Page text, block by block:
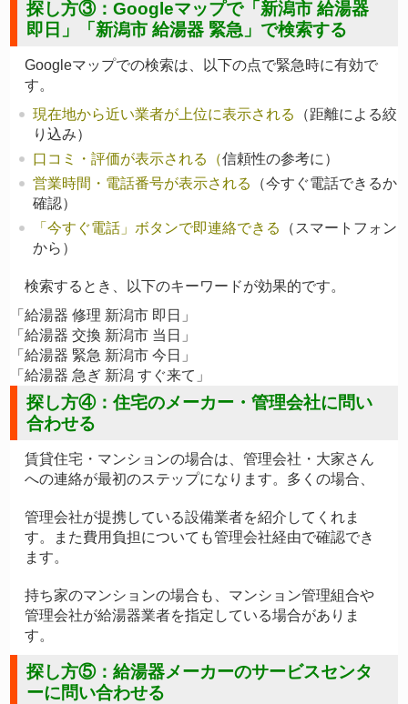
探し方③：Googleマップで「新潟市 給湯器
即日」「新潟市 給湯器 緊急」で検索する
Googleマップでの検索は、以下の点で緊急時に有効で
す。
現在地から近い業者が上位に表示される
（距離による絞
り込み）
口コミ・評価が表示される
（信頼性の参考に）
営業時間・電話番号が表示される
（今すぐ電話できるか
確認）
「今すぐ電話」ボタンで即連絡できる
（スマートフォン
から）
検索するとき、以下のキーワードが効果的です。
「給湯器 修理 新潟市 即日」
「給湯器 交換 新潟市 当日」
「給湯器 緊急 新潟市 今日」
探し方④：住宅のメーカー・管理会社に問い
合わせる
賃貸住宅・マンションの場合は、管理会社・大家さん
への連絡が最初のステップになります。多くの場合、
管理会社が提携している設備業者を紹介してくれま
す。また費用負担についても管理会社経由で確認でき
ます。
持ち家のマンションの場合も、マンション管理組合や
管理会社が給湯器業者を指定している場合がありま
す。
探し方⑤：給湯器メーカーのサービスセンタ
ーに問い合わせる